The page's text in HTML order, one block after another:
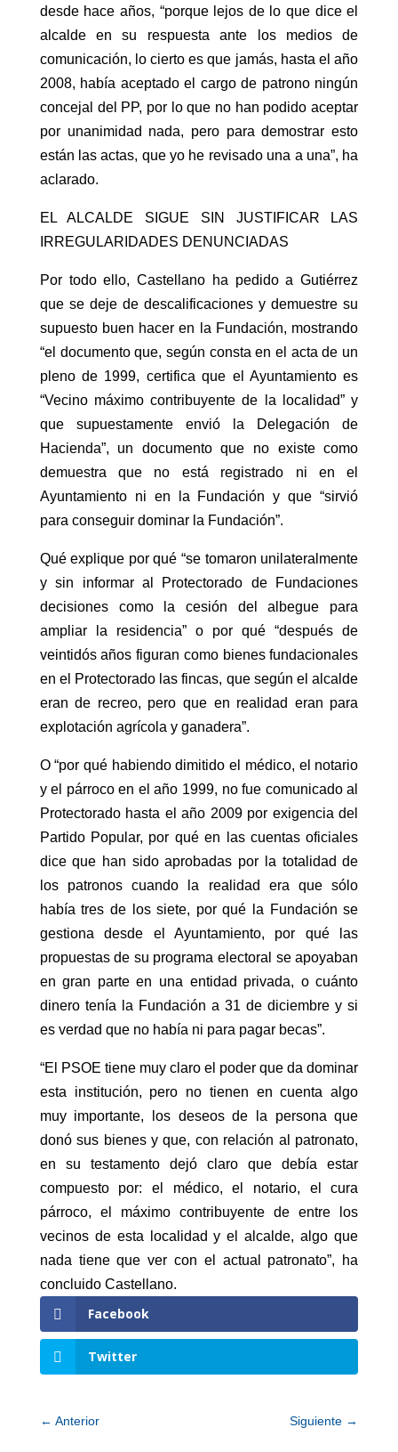
desde hace años, “porque lejos de lo que dice el
alcalde en su respuesta ante los medios de
comunicación, lo cierto es que jamás, hasta el año
2008, había aceptado el cargo de patrono ningún
concejal del PP, por lo que no han podido aceptar
por unanimidad nada, pero para demostrar esto
están las actas, que yo he revisado una a una”, ha
aclarado.
EL ALCALDE SIGUE SIN JUSTIFICAR LAS
IRREGULARIDADES DENUNCIADAS
Por todo ello, Castellano ha pedido a Gutiérrez
que se deje de descalificaciones y demuestre su
supuesto buen hacer en la Fundación, mostrando
“el documento que, según consta en el acta de un
pleno de 1999, certifica que el Ayuntamiento es
“Vecino máximo contribuyente de la localidad” y
que supuestamente envió la Delegación de
Hacienda”, un documento que no existe como
demuestra que no está registrado ni en el
Ayuntamiento ni en la Fundación y que “sirvió
para conseguir dominar la Fundación”.
Qué explique por qué “se tomaron unilateralmente
y sin informar al Protectorado de Fundaciones
decisiones como la cesión del albegue para
ampliar la residencia” o por qué “después de
veintidós años figuran como bienes fundacionales
en el Protectorado las fincas, que según el alcalde
eran de recreo, pero que en realidad eran para
explotación agrícola y ganadera”.
O “por qué habiendo dimitido el médico, el notario
y el párroco en el año 1999, no fue comunicado al
Protectorado hasta el año 2009 por exigencia del
Partido Popular, por qué en las cuentas oficiales
dice que han sido aprobadas por la totalidad de
los patronos cuando la realidad era que sólo
había tres de los siete, por qué la Fundación se
gestiona desde el Ayuntamiento, por qué las
propuestas de su programa electoral se apoyaban
en gran parte en una entidad privada, o cuánto
dinero tenía la Fundación a 31 de diciembre y si
es verdad que no había ni para pagar becas”.
“El PSOE tiene muy claro el poder que da dominar
esta institución, pero no tienen en cuenta algo
muy importante, los deseos de la persona que
donó sus bienes y que, con relación al patronato,
en su testamento dejó claro que debía estar
compuesto por: el médico, el notario, el cura
párroco, el máximo contribuyente de entre los
vecinos de esta localidad y el alcalde, algo que
nada tiene que ver con el actual patronato”, ha
concluido Castellano.
Facebook
Twitter
← Anterior Siguiente →